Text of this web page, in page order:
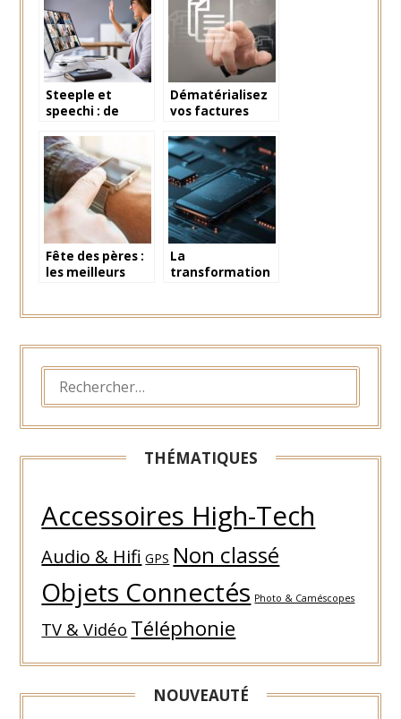
Steeple et
speechi : de
social interne
Dématérialisez
vos factures
logiciels dédiés :
un pas vers
l’avenir
Fête des pères :
les meilleurs
surprendre
La
transformation
smartphone
RFID d’entreprise
THÉMATIQUES
Accessoires High-Tech
Audio & Hifi GPS Non classé
Objets Connectés Photo & Caméscopes
TV & Vidéo Téléphonie
NOUVEAUTÉ